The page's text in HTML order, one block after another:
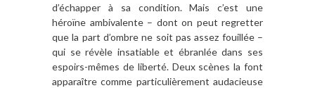
d’échapper à sa condition. Mais c’est une
héroïne ambivalente – dont on peut regretter
que la part d’ombre ne soit pas assez fouillée –
qui se révèle insatiable et ébranlée dans ses
espoirs-mêmes de liberté. Deux scènes la font
apparaître comme particulièrement audacieuse